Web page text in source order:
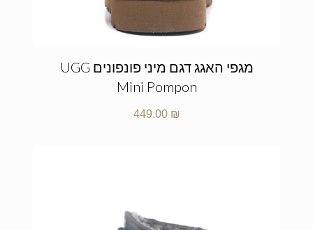
מגפי האגג דגם מיני פונפונים UGG
Mini Pompon
449.00 ₪